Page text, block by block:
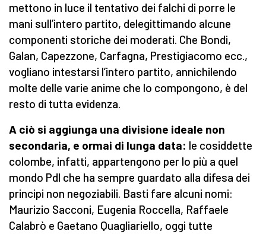
mettono in luce il tentativo dei falchi di porre le
mani sull’intero partito, delegittimando alcune
componenti storiche dei moderati. Che Bondi,
Galan, Capezzone, Carfagna, Prestigiacomo ecc.,
vogliano intestarsi l’intero partito, annichilendo
molte delle varie anime che lo compongono, è del
resto di tutta evidenza.
A ciò si aggiunga una divisione ideale non
secondaria, e ormai di lunga data: le cosiddette
colombe, infatti, appartengono per lo più a quel
mondo Pdl che ha sempre guardato alla difesa dei
principi non negoziabili. Basti fare alcuni nomi:
Maurizio Sacconi, Eugenia Roccella, Raffaele
Calabrò e Gaetano Quagliariello, oggi tutte